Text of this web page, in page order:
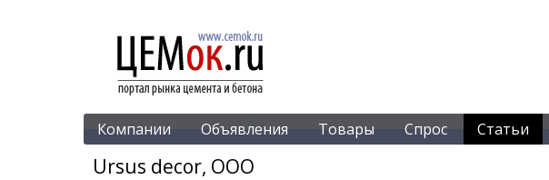
Компании Объявления Товары Спрос Статьи
Ursus decor, ООО